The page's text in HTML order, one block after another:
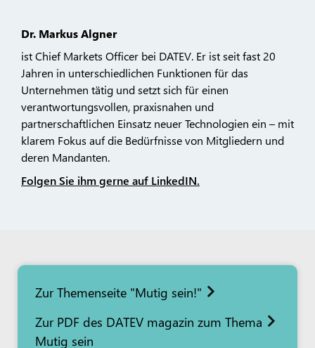
Dr. Markus Algner
ist Chief Markets Officer bei DATEV. Er ist seit fast 20
Jahren in unterschiedlichen Funktionen für das
Unternehmen tätig und setzt sich für einen
verantwortungsvollen, praxisnahen und
partnerschaftlichen Einsatz neuer Technologien ein – mit
klarem Fokus auf die Bedürfnisse von Mitgliedern und
deren Mandanten.
Folgen Sie ihm gerne auf LinkedIN.
Zur Themenseite "Mutig sein!"
Zur PDF des DATEV magazin zum Thema
Mutig sein